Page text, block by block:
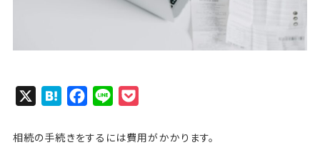
H
t
c
n
c
相続の手続きをするには費用がかかります。